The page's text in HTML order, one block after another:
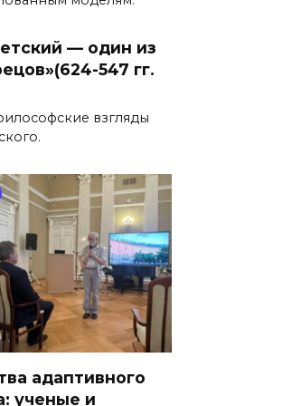
— один из
547 гг.
взгляды
адаптивного
ученые и